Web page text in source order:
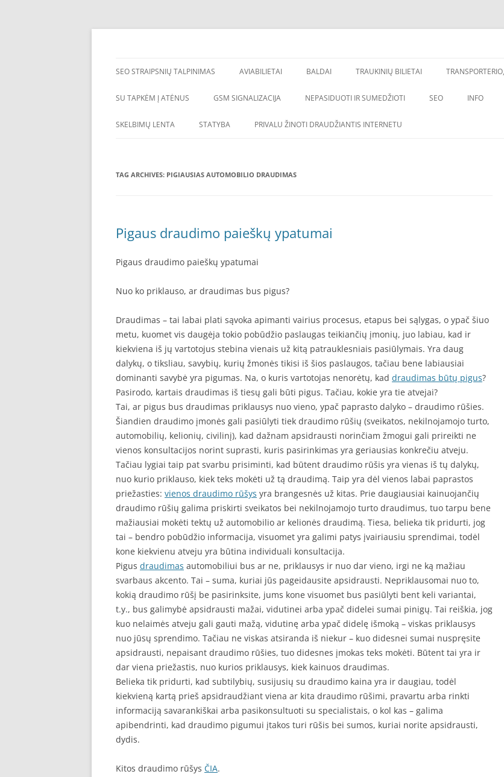
Skip
SEO STRAIPSNIŲ TALPINIMAS AVIABILIETAI BALDAI TRAUKINIŲ BILIETAI
SU TAPKĖM Į ATĖNUS GSM SIGNALIZACIJA NEPASIDUOTI IR SUMEDŽIOTI SEO INFO
SKELBIMŲ LENTA STATYBA PRIVALU ŽINOTI DRAUDŽIANTIS INTERNETU
TAG ARCHIVES: PIGIAUSIAS AUTOMOBILIO DRAUDIMAS
Pigaus draudimo paieškų ypatumai
Pigaus draudimo paieškų ypatumai
Nuo ko priklauso, ar draudimas bus pigus?
Draudimas – tai labai plati sąvoka apimanti vairius procesus, etapus bei sąlygas, o ypač šiuo
metu, kuomet vis daugėja tokio pobūdžio paslaugas teikiančių įmonių, juo labiau, kad ir
kiekviena iš jų vartotojus stebina vienais už kitą patrauklesniais pasiūlymais. Yra daug
dalykų, o tiksliau, savybių, kurių žmonės tikisi iš šios paslaugos, tačiau bene labiausiai
dominanti savybė yra pigumas. Na, o kuris vartotojas nenorėtų, kad draudimas būtų pigus?
Pasirodo, kartais draudimas iš tiesų gali būti pigus. Tačiau, kokie yra tie atvejai?
Tai, ar pigus bus draudimas priklausys nuo vieno, ypač paprasto dalyko – draudimo rūšies.
Šiandien draudimo įmonės gali pasiūlyti tiek draudimo rūšių (sveikatos, nekilnojamojo turto,
automobilių, kelionių, civilinį), kad dažnam apsidrausti norinčiam žmogui gali prireikti ne
vienos konsultacijos norint suprasti, kuris pasirinkimas yra geriausias konkrečiu atveju.
Tačiau lygiai taip pat svarbu prisiminti, kad būtent draudimo rūšis yra vienas iš tų dalykų,
nuo kurio priklauso, kiek teks mokėti už tą draudimą. Taip yra dėl vienos labai paprastos
priežasties: vienos draudimo rūšys yra brangesnės už kitas. Prie daugiausiai kainuojančių
draudimo rūšių galima priskirti sveikatos bei nekilnojamojo turto draudimus, tuo tarpu bene
mažiausiai mokėti tektų už automobilio ar kelionės draudimą. Tiesa, belieka tik pridurti, jog
tai – bendro pobūdžio informacija, visuomet yra galimi patys įvairiausiu sprendimai, todėl
kone kiekvienu atveju yra būtina individuali konsultacija.
Pigus draudimas automobiliui bus ar ne, priklausys ir nuo dar vieno, irgi ne ką mažiau
svarbaus akcento. Tai – suma, kuriai jūs pageidausite apsidrausti. Nepriklausomai nuo to,
kokią draudimo rūšį be pasirinksite, jums kone visuomet bus pasiūlyti bent keli variantai,
t.y., bus galimybė apsidrausti mažai, vidutinei arba ypač didelei sumai pinigų. Tai reiškia, jog
kuo nelaimės atveju gali gauti mažą, vidutinę arba ypač didelę išmoką – viskas priklausys
nuo jūsų sprendimo. Tačiau ne viskas atsiranda iš niekur – kuo didesnei sumai nuspręsite
apsidrausti, nepaisant draudimo rūšies, tuo didesnes įmokas teks mokėti. Būtent tai yra ir
dar viena priežastis, nuo kurios priklausys, kiek kainuos draudimas.
Belieka tik pridurti, kad subtilybių, susijusių su draudimo kaina yra ir daugiau, todėl
kiekvieną kartą prieš apsidraudžiant viena ar kita draudimo rūšimi, pravartu arba rinkti
informaciją savarankiškai arba pasikonsultuoti su specialistais, o kol kas – galima
apibendrinti, kad draudimo pigumui įtakos turi rūšis bei sumos, kuriai norite apsidrausti,
dydis.
Kitos draudimo rūšys ČIA.